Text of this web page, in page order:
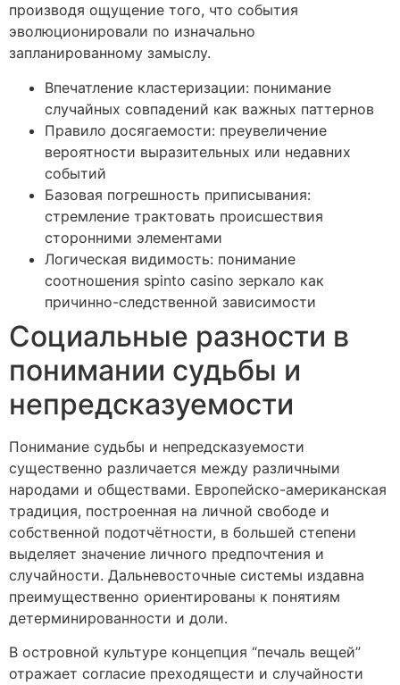
производя ощущение того, что события
эволюционировали по изначально
запланированному замыслу.
Впечатление кластеризации: понимание
случайных совпадений как важных паттернов
Правило досягаемости: преувеличение
вероятности выразительных или недавних
событий
Базовая погрешность приписывания:
стремление трактовать происшествия
сторонними элементами
Логическая видимость: понимание
соотношения spinto casino зеркало как
причинно-следственной зависимости
Социальные разности в
понимании судьбы и
непредсказуемости
Понимание судьбы и непредсказуемости
существенно различается между различными
народами и обществами. Европейско-американская
традиция, построенная на личной свободе и
собственной подотчётности, в большей степени
выделяет значение личного предпочтения и
случайности. Дальневосточные системы издавна
преимущественно ориентированы к понятиям
детерминированности и доли.
В островной культуре концепция “печаль вещей”
отражает согласие преходящести и случайности